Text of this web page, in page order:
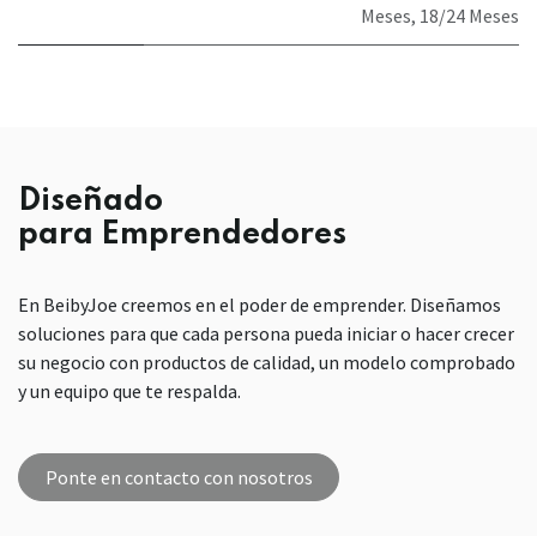
Meses, 18/24 Meses
Diseñado
para Emprendedores
En BeibyJoe creemos en el poder de emprender. Diseñamos
soluciones para que cada persona pueda iniciar o hacer crecer
su negocio con productos de calidad, un modelo comprobado
y un equipo que te respalda.
Ponte en contacto con nosotros